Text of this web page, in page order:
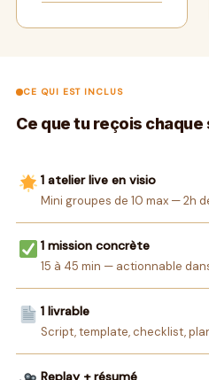
CE QUI EST INCLUS
Ce que tu reçois chaque
1 atelier live en visio
Mini groupes de 10 max — 2h
1 mission concrète
15 à 45 min — actionnable
1 livrable
Script, template, checklist,
Replay + résumé